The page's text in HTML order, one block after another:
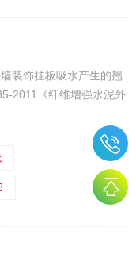
装饰挂板吸水产生的翘
2011《纤维增强水泥外